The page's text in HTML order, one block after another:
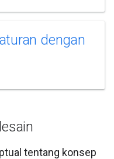
dengan
tentang konsep